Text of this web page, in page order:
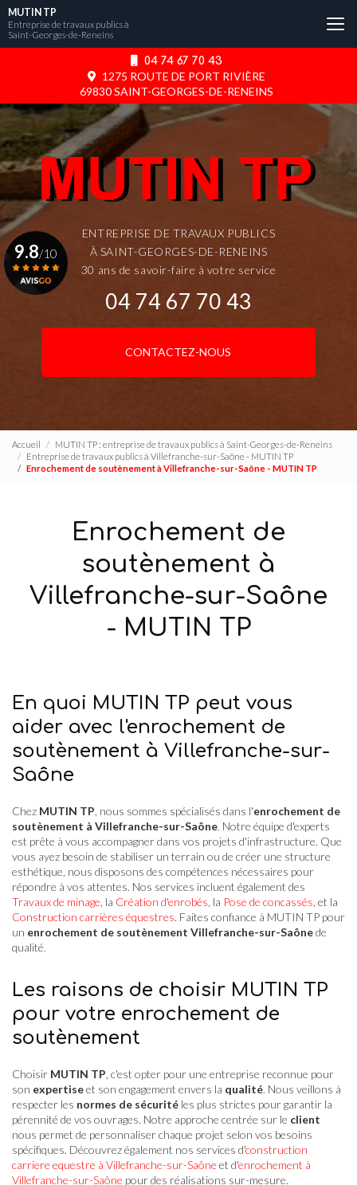
Aller
au
contenu
04 74 67 70 43
1275 ROUTE DE PORT RIVIÈRE
69830 SAINT-GEORGES-DE-RENEINS
MUTIN TP
Entreprise de travaux publics à
Saint-Georges-de-Reneins
ENTREPRISE DE TRAVAUX PUBLICS
À SAINT-GEORGES-DE-RENEINS
30 ans de savoir-faire à votre service
04 74 67 70 43
CONTACTEZ-NOUS
9.8/10
Accueil
MUTIN TP : entreprise de travaux publics à Saint-Georges-de-Reneins
Entreprise de travaux publics à Villefranche-sur-Saône - MUTIN TP
Enrochement de soutènement à Villefranche-sur-Saône - MUTIN TP
Enrochement de
soutènement à
Villefranche-sur-Saône
- MUTIN TP
En quoi MUTIN TP peut vous
aider avec l'enrochement de
soutènement à Villefranche-sur-
Saône
Chez MUTIN TP , nous sommes spécialisés dans l'enrochement de
soutènement à Villefranche-sur-Saône. Notre équipe d'experts
est prête à vous accompagner dans vos projets d'infrastructure. Que
vous ayez besoin de stabiliser un terrain ou de créer une structure
esthétique, nous disposons des compétences nécessaires pour
répondre à vos attentes. Nos services incluent également des
Travaux de minage , la Création d'enrobés , la Pose de concassés , et la
Construction carrières équestres. Faites confiance à MUTIN TP pour
un enrochement de soutènement Villefranche-sur-Saônede
qualité.
Les raisons de choisir MUTIN TP
pour votre enrochement de
soutènement
Choisir MUTIN TP , c'est opter pour une entreprise reconnue pour
son expertiseet son engagement envers la qualité. Nous veillons à
respecter les normes de sécurité les plus strictes pour garantir la
pérennité de vos ouvrages. Notre approche centrée sur le client
nous permet de personnaliser chaque projet selon vos besoins
spécifiques. Découvrez également nos services d'construction
carriere equestre à Villefranche-sur-Saône et d'enrochement à
Villefranche-sur-Saône pour des réalisations sur-mesure.